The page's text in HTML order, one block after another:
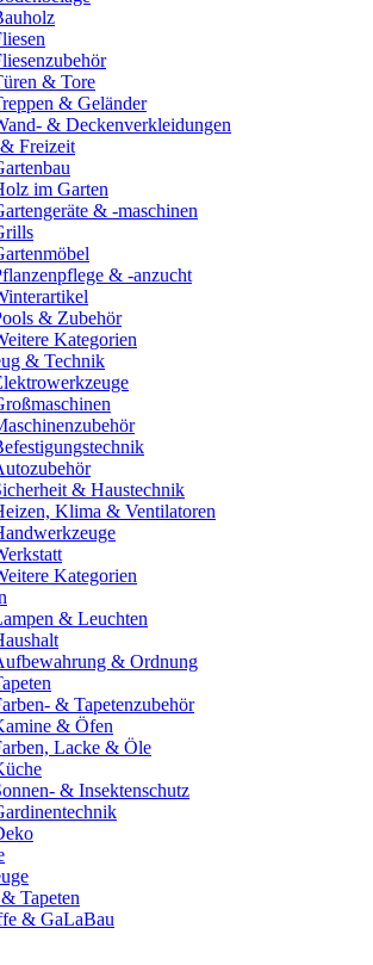
& Tore
& Geländer
& Deckenverkleidungen
Freizeit
im Garten
& -maschinen
& -anzucht
& Zubehör
Kategorien
& Technik
& Haustechnik
Klima & Ventilatoren
Kategorien
& Leuchten
& Ordnung
& Tapetenzubehör
& Öfen
Lacke & Öle
& Insektenschutz
Tapeten
& GaLaBau